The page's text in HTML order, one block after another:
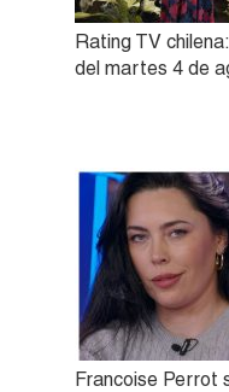
Rating TV
del martes 4 de
Francoise Perrot